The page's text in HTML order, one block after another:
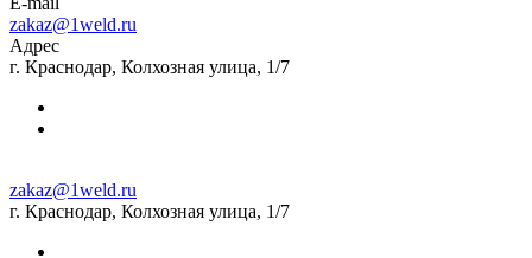
zakaz@1weld.ru
Адрес
г. Краснодар, Колхозная улица, 1/7
zakaz@1weld.ru
г. Краснодар, Колхозная улица, 1/7